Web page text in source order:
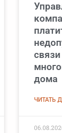
дома
ЧИТАТЬ